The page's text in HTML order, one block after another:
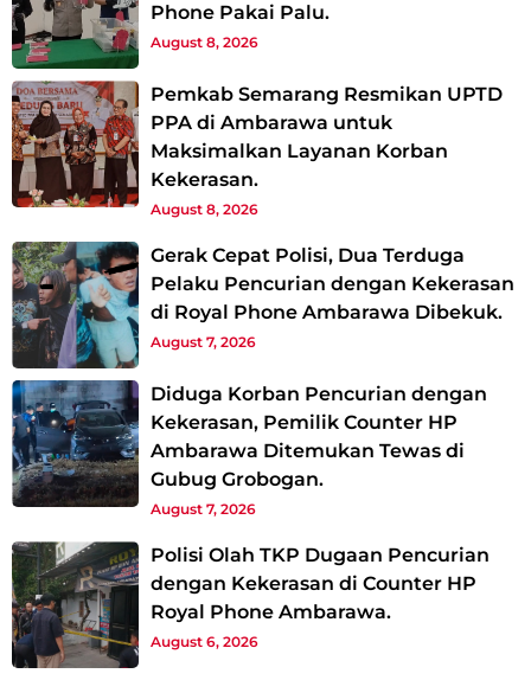
Phone Pakai Palu.
August 8, 2026
Pemkab Semarang Resmikan UPTD
PPA di Ambarawa untuk
Maksimalkan Layanan Korban
Kekerasan.
August 8, 2026
Gerak Cepat Polisi, Dua Terduga
Pelaku Pencurian dengan Kekerasan
di Royal Phone Ambarawa Dibekuk.
August 7, 2026
Diduga Korban Pencurian dengan
Kekerasan, Pemilik Counter HP
Ambarawa Ditemukan Tewas di
Gubug Grobogan.
August 7, 2026
Polisi Olah TKP Dugaan Pencurian
dengan Kekerasan di Counter HP
Royal Phone Ambarawa.
August 6, 2026